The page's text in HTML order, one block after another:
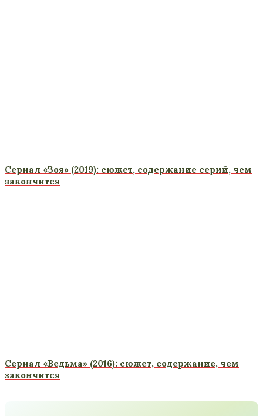
Сериал «Зоя» (2019): сюжет, содержание серий, чем
закончится
Сериал «Ведьма» (2016): сюжет, содержание, чем
закончится